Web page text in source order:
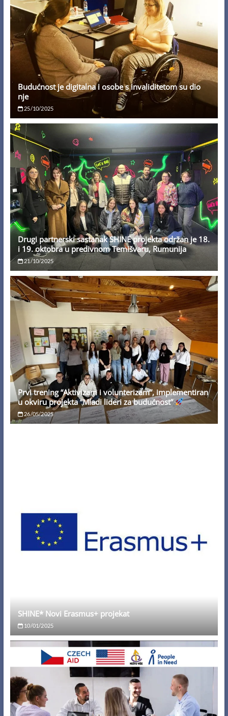
Budućnost je digitalna i osobe s invaliditetom su dio
nje
25/10/2025
Drugi partnerski sastanak SHINE projekta održan je 18.
i 19. oktobra u predivnom Temišvaru, Rumunija
21/10/2025
Prvi trening “Aktivizam i volunterizam”, implementiran
u okviru projekta “Mladi lideri za budućnost”
26/05/2025
SHINE* Novi Erasmus+ projekat
10/01/2025